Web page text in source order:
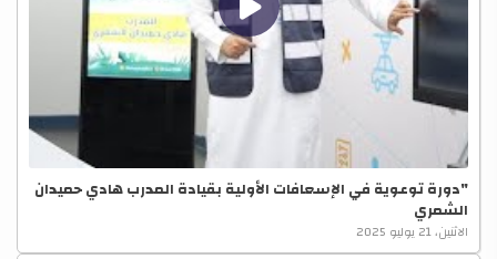
"دورة توعوية في الإسعافات الأولية بقيادة المدرب هادي حميدان
الشمري
الاثنين، 21 يوليو 2025